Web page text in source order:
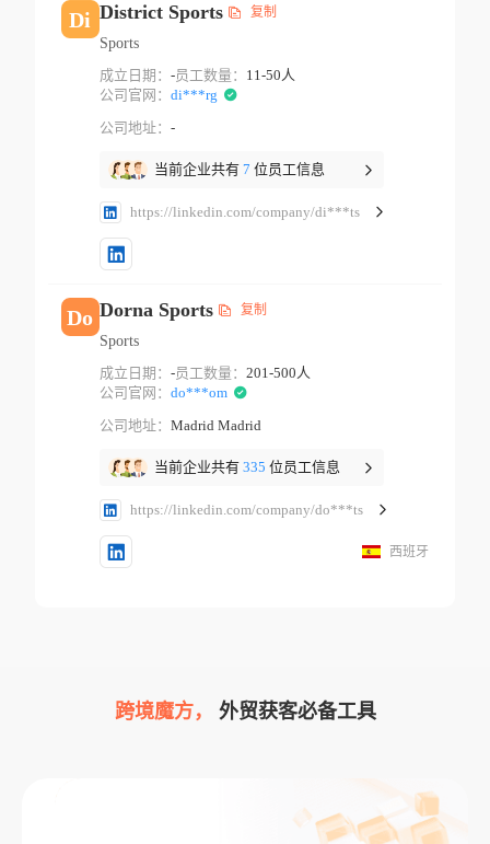
Di District Sports 复制
Sports
成立日期： -员工数量： 11-50人
公司官网： di***rg
公司地址： -
当前企业共有 7 位员工信息
https://linkedin.com/company/di***ts
Do Dorna Sports 复制
Sports
成立日期： -员工数量： 201-500人
公司官网： do***om
公司地址： Madrid Madrid
当前企业共有 335 位员工信息
https://linkedin.com/company/do***ts
西班牙
跨境魔方， 外贸获客必备工具